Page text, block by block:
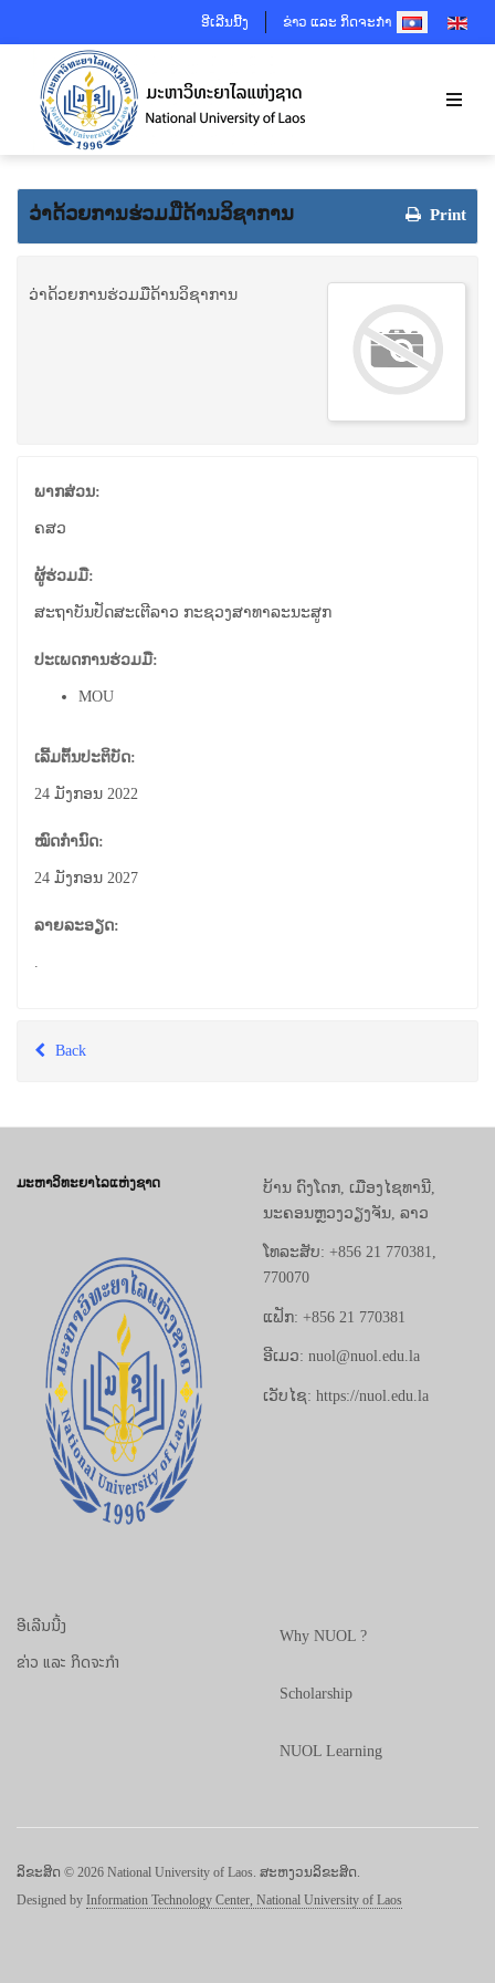
ອີເລີນນີ້ງ ຂ່າວ ແລະ ກິດຈະກຳSELECT YOUR
Print
ວ່າດ້ວຍການຮ່ວມມືດ້ານວິຊາການ
ວ່າດ້ວຍການຮ່ວມມືດ້ານວິຊາການ
ພາກສ່ວນ:
ຄສວ
ຜູ້ຮ່ວມມື:
ສະຖາບັນປັດສະເຕີລາວ ກະຊວງສາທາລະນະສູກ
ປະເພດການຮ່ວມມື:
MOU
ເລີ້ມຕົ້ນປະຕິບັດ:
24 ມັງກອນ 2022
ໝົດກຳນົດ:
24 ມັງກອນ 2027
ລາຍລະອຽດ:
.
Back
ມະຫາວິທະຍາໄລແຫ່ງຊາດ
ບ້ານ ດົງໂດກ, ເມືອງໄຊທານີ,
ນະຄອນຫຼວງວຽງຈັນ, ລາວ
ໂທລະສັບ: +856 21 770381,
770070
ແຟັກ: +856 21 770381
ອີເມວ: nuol@nuol.edu.la
ເວັບໄຊ: https://nuol.edu.la
ອີເລີນນີ້ງ
ຂ່າວ ແລະ ກິດຈະກຳ
Why NUOL ?
Scholarship
NUOL Learning
ລິຂະສິດ © 2026 National University of Laos. ສະຫງວນລິຂະສິດ.
Designed by Information Technology Center, National University of Laos